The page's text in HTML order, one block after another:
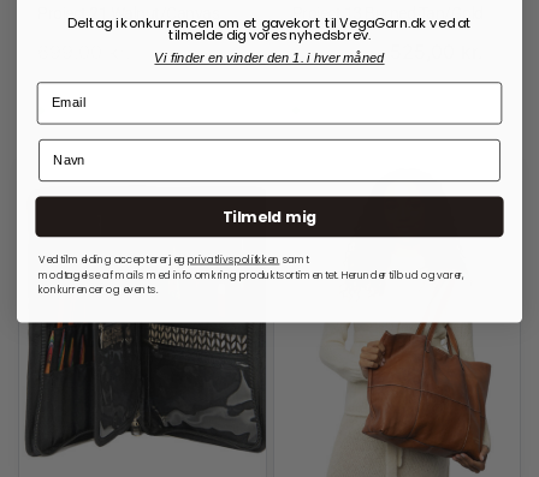
På lager
700,00kr.
Deltag i konkurrencen om et gavekort til VegaGarn.dk ved at
tilmelde dig vores nyhedsbrev.
Vi finder en vinder den 1. i hver måned
Tilmeld mig
Ved tilmelding accepterer jegprivatlivspolitkken samt
modtagelse af mails med info omkring produktsortimentet. Herunder tilbud og varer,
konkurrencer og events.